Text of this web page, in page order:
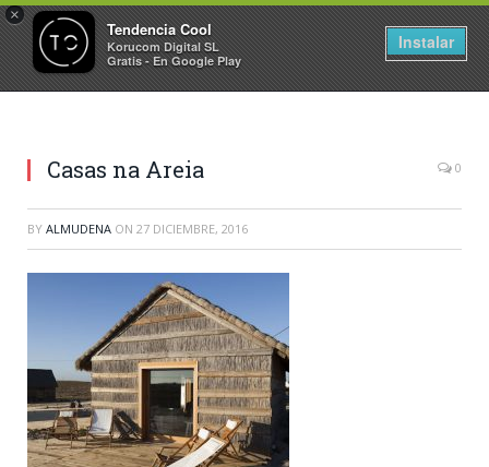
×
Tendencia Cool
Korucom Digital SL
Gratis - En Google Play
Instalar
Casas na Areia 0
BY ALMUDENA ON 27 DICIEMBRE, 2016